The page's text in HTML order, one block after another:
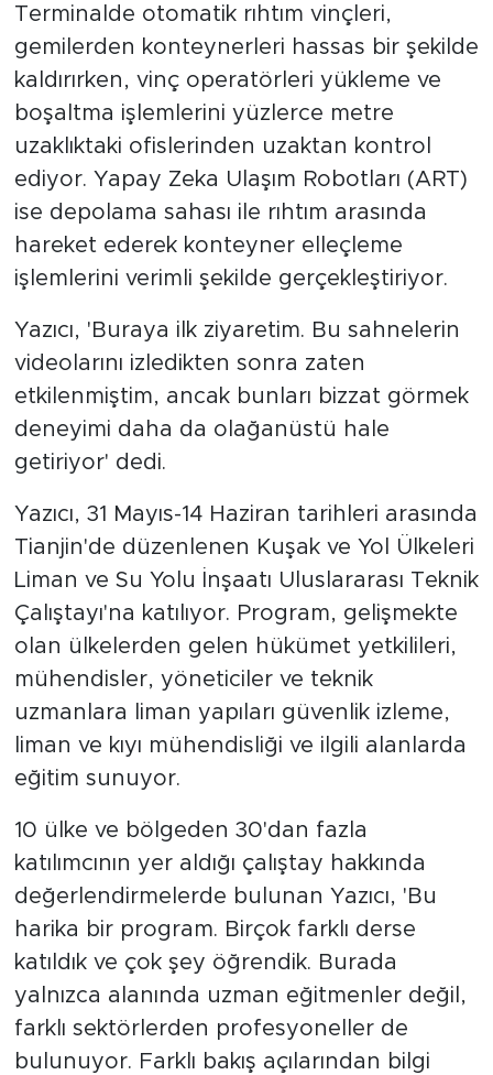
Terminalde otomatik rıhtım vinçleri,
gemilerden konteynerleri hassas bir şekilde
kaldırırken, vinç operatörleri yükleme ve
boşaltma işlemlerini yüzlerce metre
uzaklıktaki ofislerinden uzaktan kontrol
ediyor. Yapay Zeka Ulaşım Robotları (ART)
ise depolama sahası ile rıhtım arasında
hareket ederek konteyner elleçleme
işlemlerini verimli şekilde gerçekleştiriyor.
Yazıcı, 'Buraya ilk ziyaretim. Bu sahnelerin
videolarını izledikten sonra zaten
etkilenmiştim, ancak bunları bizzat görmek
deneyimi daha da olağanüstü hale
getiriyor' dedi.
Yazıcı, 31 Mayıs-14 Haziran tarihleri arasında
Tianjin'de düzenlenen Kuşak ve Yol Ülkeleri
Liman ve Su Yolu İnşaatı Uluslararası Teknik
Çalıştayı'na katılıyor. Program, gelişmekte
olan ülkelerden gelen hükümet yetkilileri,
mühendisler, yöneticiler ve teknik
uzmanlara liman yapıları güvenlik izleme,
liman ve kıyı mühendisliği ve ilgili alanlarda
eğitim sunuyor.
10 ülke ve bölgeden 30'dan fazla
katılımcının yer aldığı çalıştay hakkında
değerlendirmelerde bulunan Yazıcı, 'Bu
harika bir program. Birçok farklı derse
katıldık ve çok şey öğrendik. Burada
yalnızca alanında uzman eğitmenler değil,
farklı sektörlerden profesyoneller de
bulunuyor. Farklı bakış açılarından bilgi